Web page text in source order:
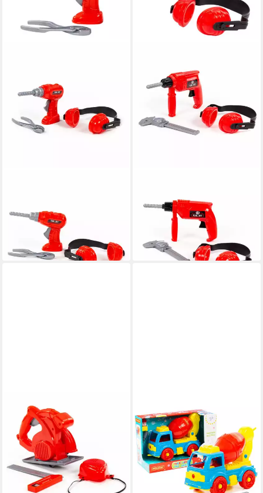
Schraubenzieher Ohrenzange
91093
lieferbar in 3 Wochen
Bohrer Ohrenschützer
Schieblehre 91116
lieferbar in 3 Wochen